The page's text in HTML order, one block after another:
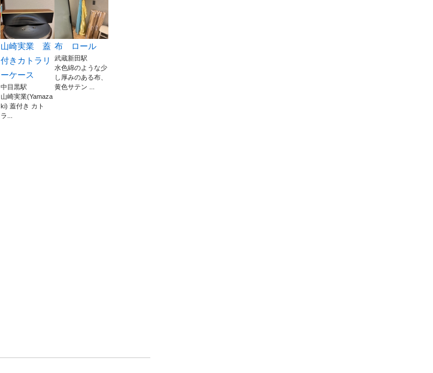
山崎実業 蓋
付きカトラリ
ーケース
中目黒駅
山崎実業(Yamaza
ki) 蓋付き カト
ラ...
布 ロール
武蔵新田駅
水色綿のような少
し厚みのある布、
黄色サテン ...